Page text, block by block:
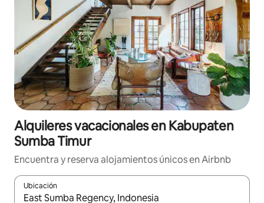
Alquileres vacacionales en Kabupaten
Sumba Timur
Encuentra y reserva alojamientos únicos en Airbnb
Ubicación
Cuando los resultados estén disponibles, navega con las